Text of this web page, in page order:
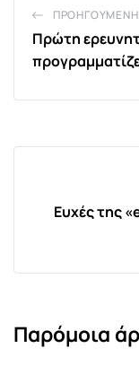
Πρώτη
Ευχές της
Παρόμοια